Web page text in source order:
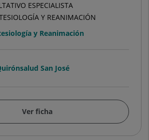
ESPECIALISTA
Y REANIMACIÓN
y Reanimación
San José
Ver ficha